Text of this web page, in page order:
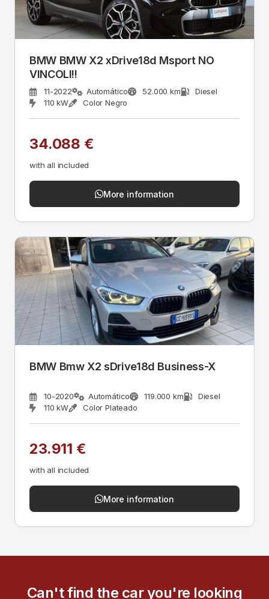
BMW BMW X2 xDrive18d Msport NO
VINCOLI!!
11-2022 Automático 52.000 km
Diesel
110 kW
Color Negro
34.088 €
with all included
More information
BMW Bmw X2 sDrive18d Business-X
10-2020 Automático 119.000 km
Diesel
110 kW
Color Plateado
23.911 €
with all included
More information
Can't find the car you're looking